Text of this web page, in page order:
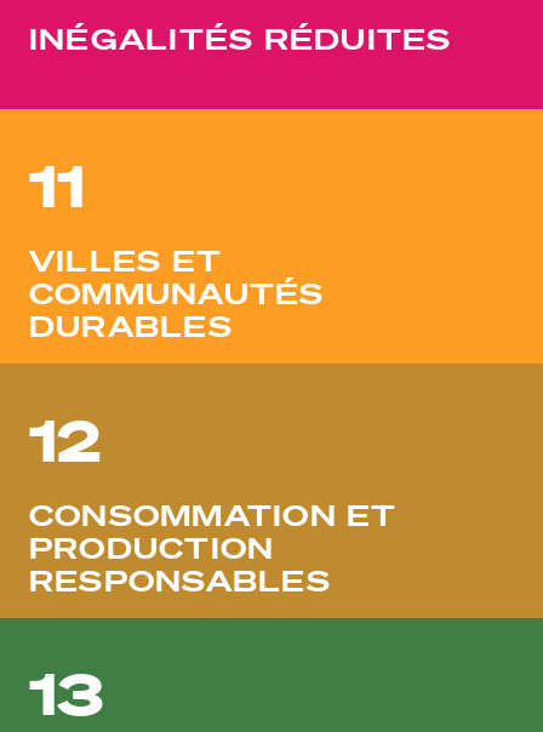
INÉGALITÉS RÉDUITES
11
VILLES ET
COMMUNAUTÉS
DURABLES
12
CONSOMMATION ET
PRODUCTION
RESPONSABLES
13